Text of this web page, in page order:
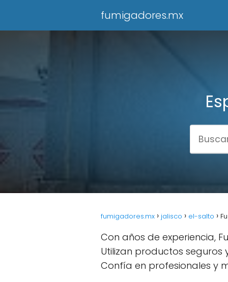
fumigadores.mx
fumigadores.mx jalisco el-salto
Con años de experiencia,
Utilizan productos
Confía en profesionales y